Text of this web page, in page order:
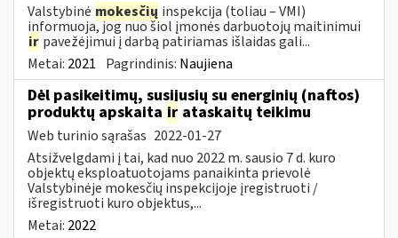
Valstybinė mokesčių inspekcija (toliau – VMI)
informuoja, jog nuo šiol įmonės darbuotojų maitinimui
ir pavežėjimui į darbą patiriamas išlaidas gali...
Metai: 2021 Pagrindinis: Naujiena
Dėl pasikeitimų, susijusių su energinių (naftos)
produktų apskaita ir ataskaitų teikimu
Web turinio sąrašas 2022-01-27
Atsižvelgdami į tai, kad nuo 2022 m. sausio 7 d. kuro
objektų eksploatuotojams panaikinta prievolė
Valstybinėje mokesčių inspekcijoje įregistruoti /
išregistruoti kuro objektus,...
Metai: 2022